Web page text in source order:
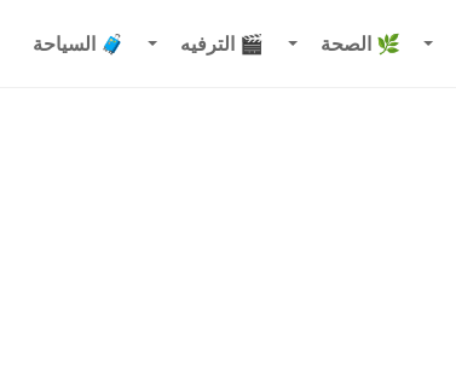
🌿 الصحة 🎬 الترفيه 🧳 السياحة